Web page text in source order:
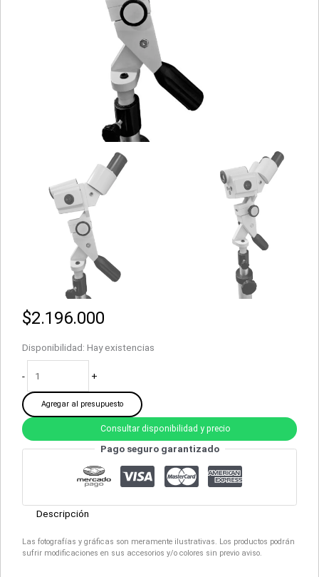
$2.196.000
Disponibilidad: Hay existencias
- +
Agregar al presupuesto
Consultar disponibilidad y precio
Pago seguro garantizado
Descripción
Las fotografías y gráficas son meramente ilustrativas. Los productos podrán
sufrir modificaciones en sus accesorios y/o colores sin previo aviso.